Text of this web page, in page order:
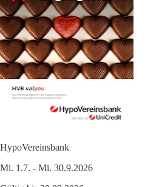
HypoVereinsbank
Mi. 1.7. - Mi. 30.9.2026